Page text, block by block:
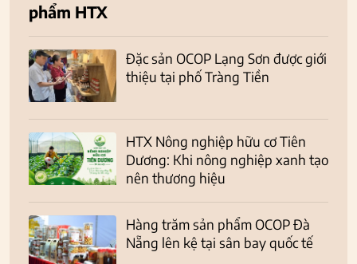
phẩm HTX
Đặc sản OCOP Lạng Sơn được giới
thiệu tại phố Tràng Tiền
HTX Nông nghiệp hữu cơ Tiên
Dương: Khi nông nghiệp xanh tạo
nên thương hiệu
Hàng trăm sản phẩm OCOP Đà
Nẵng lên kệ tại sân bay quốc tế